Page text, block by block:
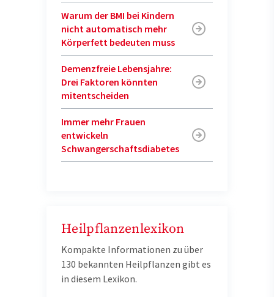
Warum der BMI bei Kindern
nicht automatisch mehr
Körperfett bedeuten muss
Demenzfreie Lebensjahre:
Drei Faktoren könnten
mitentscheiden
Immer mehr Frauen
entwickeln
Schwangerschaftsdiabetes
Heilpflanzenlexikon
Kompakte Informationen zu über
130 bekannten Heilpflanzen gibt es
in diesem Lexikon.